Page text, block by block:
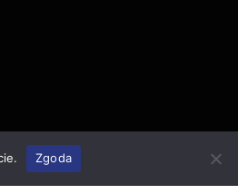
Zgoda